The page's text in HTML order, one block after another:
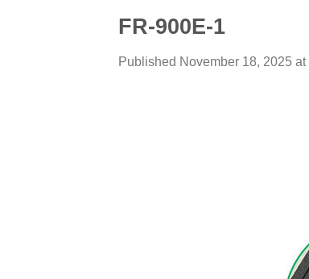
FR-900E-1
Published November 18, 2025 at